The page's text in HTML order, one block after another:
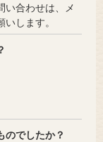
い合わせは、メ
します。
のでしたか？